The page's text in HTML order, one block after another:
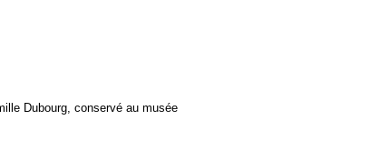
Dubourg, conservé au musée